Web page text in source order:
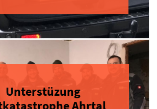
Unterstüzung
Ahrtal